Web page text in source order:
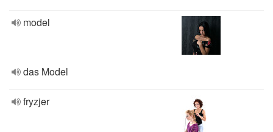
model
das Model
fryzjer